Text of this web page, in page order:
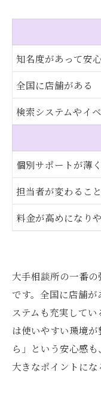
知名度があって安
全国に店舗がある
検索システムやイ
個別サポートが薄
担当者が変わるこ
料金が高めになり
大手相談所の一番の
です。全国に店舗
ステムも充実して
は使いやすい環境
ら」という安心感
大きなポイントにな